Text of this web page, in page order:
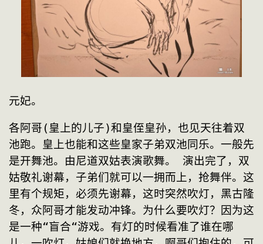
元妃。
各阿哥(皇上的儿子)和皇侄皇孙，也见天往着双
池跑。皇上也能和这些皇家子弟双池同乐。一般先
是开舞池。由尼道双姑表演歌舞。 演出完了，双
姑敬礼谢幕，子弟们就可以一拥而上，抢舞伴。这
里有个规矩，必须先谢幕，这时突然吹灯，黑古隆
冬，众阿哥才能发动冲锋。为什么要吹灯？因为这
是一种“盲合“游戏。有灯的时候看准了谁在哪